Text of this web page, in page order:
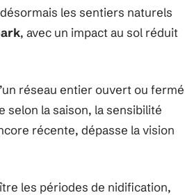
les sentiers naturels
, avec un impact au sol réduit
réseau entier ouvert ou fermé
la saison, la sensibilité
récente, dépasse la vision
les périodes de nidification,